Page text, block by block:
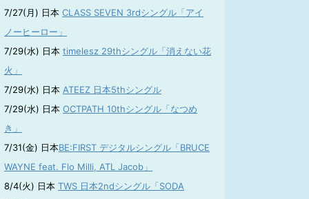
7/27(月) 日本 CLASS SEVEN 3rdシングル「アイ
ノーヒーロー」
7/29(水) 日本 timelesz 29thシングル「消えない花
火」
7/29(水) 日本 ATEEZ 日本5thシングル
7/29(水) 日本 OCTPATH 10thシングル「なつめ
き」
7/31(金) 日本BE:FIRST デジタルシングル「BRUCE
WAYNE feat. Flo Milli, ATL Jacob」
8/4(火) 日本 TWS 日本2ndシングル「SODA